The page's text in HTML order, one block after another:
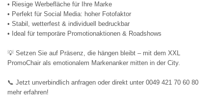
• Riesige Werbefläche für Ihre Marke
• Perfekt für Social Media: hoher Fotofaktor
• Stabil, wetterfest & individuell bedruckbar
• Ideal für temporäre Promotionaktionen & Roadshows
💡 Setzen Sie auf Präsenz, die hängen bleibt – mit dem XXL
PromoChair als emotionalem Markenanker mitten in der City.
📞 Jetzt unverbindlich anfragen oder direkt unter 0049 421 70 60 80
mehr erfahren!